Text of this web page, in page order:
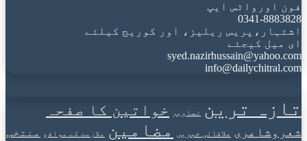
فون اورواٹس ایپ
0341-8883828
اشتہار،پریس ریلیز، اور کوریج کیلئے
ای میل کیجئے
syed.nazirhussain@yahoo.com
info@dailychitral.com
تازہ ترین تصاویر خواتین کا صفحہ
شعروشاعری علاقائی خبریں مضامین ملازمت کے مواقع
منتخب